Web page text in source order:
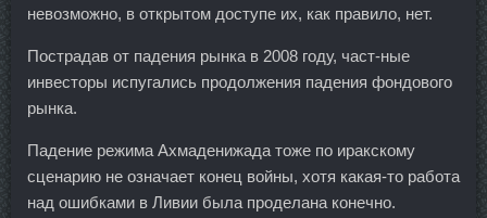
невозможно, в открытом доступе их, как правило, нет.
Пострадав от падения рынка в 2008 году, част-ные
инвесторы испугались продолжения падения фондового
рынка.
Падение режима Ахмаденижада тоже по иракскому
сценарию не означает конец войны, хотя какая-то работа
над ошибками в Ливии была проделана конечно.